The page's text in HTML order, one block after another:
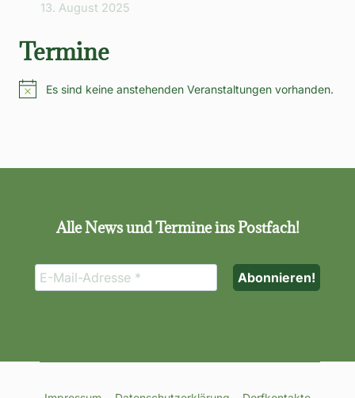
13. August 2025
Termine
HinweisEs sind keine anstehenden Veranstaltungen vorhanden.
Alle News und Termine ins Postfach!